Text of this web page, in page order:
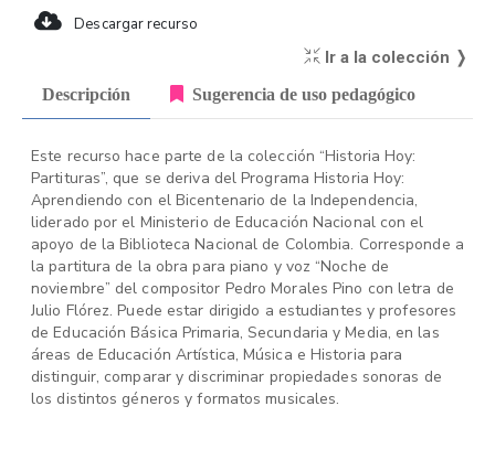
Descargar recurso
Ir a la colección ❭
Descripción Sugerencia de uso pedagógico
Este recurso hace parte de la colección “Historia Hoy:
Partituras”, que se deriva del Programa Historia Hoy:
Aprendiendo con el Bicentenario de la Independencia,
liderado por el Ministerio de Educación Nacional con el
apoyo de la Biblioteca Nacional de Colombia. Corresponde a
la partitura de la obra para piano y voz “Noche de
noviembre” del compositor Pedro Morales Pino con letra de
Julio Flórez. Puede estar dirigido a estudiantes y profesores
de Educación Básica Primaria, Secundaria y Media, en las
áreas de Educación Artística, Música e Historia para
distinguir, comparar y discriminar propiedades sonoras de
los distintos géneros y formatos musicales.